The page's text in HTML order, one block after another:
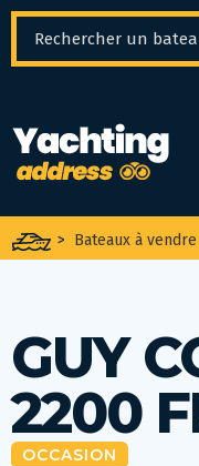
> Bateaux à vendre
GUY
2200
OCCASION
Panneau de gestion des